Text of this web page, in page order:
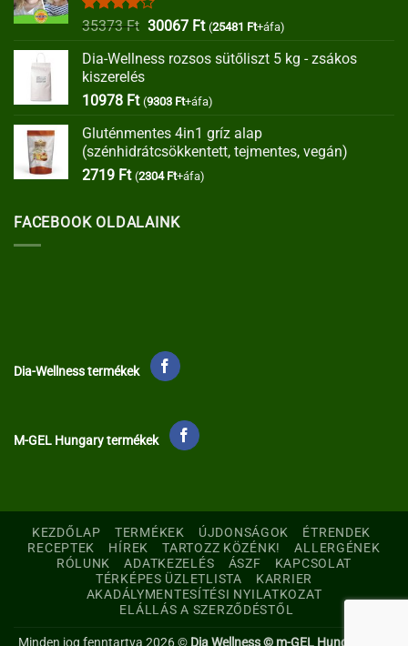
Értékelés:
35373Ft Original
was:
30067 FtCurrent
is:
(25481 Ft+áfa)
Dia-Wellness rozsos sütőliszt 5 kg - zsákos
kiszerelés
10978 Ft (9303 Ft+áfa)
Gluténmentes 4in1 gríz alap
(szénhidrátcsökkentett, tejmentes, vegán)
2719 Ft (2304 Ft+áfa)
FACEBOOK OLDALAINK
Dia-Wellness termékek
M-GEL Hungary termékek
KEZDŐLAP TERMÉKEK ÚJDONSÁGOK
ÉTRENDEK
RECEPTEK
HÍREK TARTOZZ KÖZÉNK!
ALLERGÉNEK
RÓLUNK
ADATKEZELÉS ÁSZF
KAPCSOLAT
TÉRKÉPES ÜZLETLISTA
KARRIER
AKADÁLYMENTESÍTÉSI NYILATKOZAT
ELÁLLÁS A SZERZŐDÉSTŐL